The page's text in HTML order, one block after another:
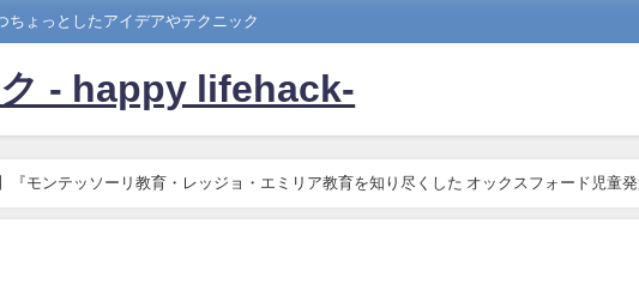
ちょっとしたアイデアやテクニック
- happy lifehack-
『モンテッソーリ教育・レッジョ・エミリア教育を知り尽くした オックスフォード児童
3歳～12歳 の子ども対象（島村 華子[著]）』の紹介